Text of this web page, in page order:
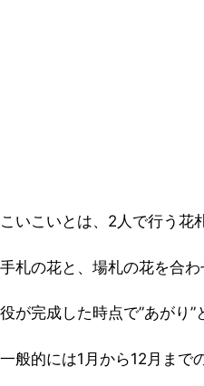
こいこいとは、2人で行う花
手札の花と、場札の花を合わ
役が完成した時点で”あがり
一般的には1月から12月まで